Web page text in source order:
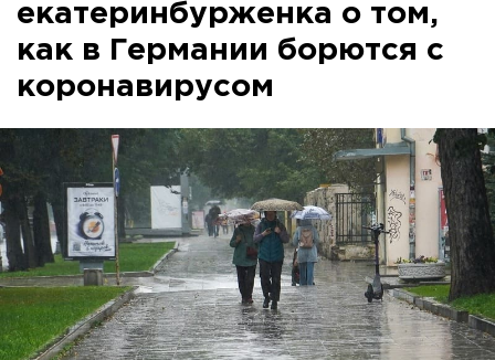
екатеринбурженка о том,
как в Германии борются с
коронавирусом